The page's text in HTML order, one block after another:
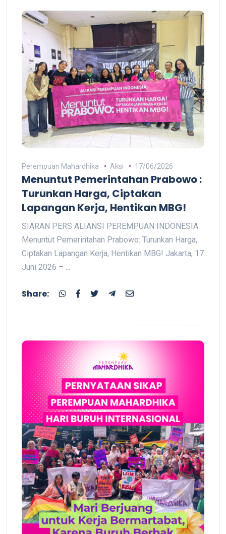
Perempuan Mahardhika Aksi 17/06/2026
Menuntut Pemerintahan Prabowo :
Turunkan Harga, Ciptakan
Lapangan Kerja, Hentikan MBG!
SIARAN PERS ALIANSI PEREMPUAN INDONESIA
Menuntut Pemerintahan Prabowo: Turunkan Harga,
Ciptakan Lapangan Kerja, Hentikan MBG! Jakarta, 17
Juni 2026 – ...
Share: